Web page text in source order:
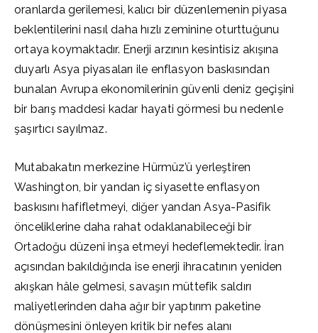
oranlarda gerilemesi, kalıcı bir düzenlemenin piyasa
beklentilerini nasıl daha hızlı zeminine oturttuğunu
ortaya koymaktadır. Enerji arzının kesintisiz akışına
duyarlı Asya piyasaları ile enflasyon baskısından
bunalan Avrupa ekonomilerinin güvenli deniz geçişini
bir barış maddesi kadar hayati görmesi bu nedenle
şaşırtıcı sayılmaz.
Mutabakatın merkezine Hürmüz’ü yerleştiren
Washington, bir yandan iç siyasette enflasyon
baskısını hafifletmeyi, diğer yandan Asya-Pasifik
önceliklerine daha rahat odaklanabileceği bir
Ortadoğu düzeni inşa etmeyi hedeflemektedir. İran
açısından bakıldığında ise enerji ihracatının yeniden
akışkan hâle gelmesi, savaşın müttefik saldırı
maliyetlerinden daha ağır bir yaptırım paketine
dönüşmesini önleyen kritik bir nefes alanı